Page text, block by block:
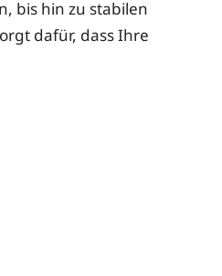
bis hin zu stabilen
dafür, dass Ihre